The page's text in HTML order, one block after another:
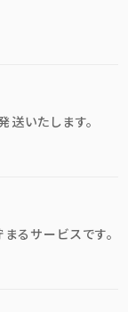
いたします。
るサービスです。